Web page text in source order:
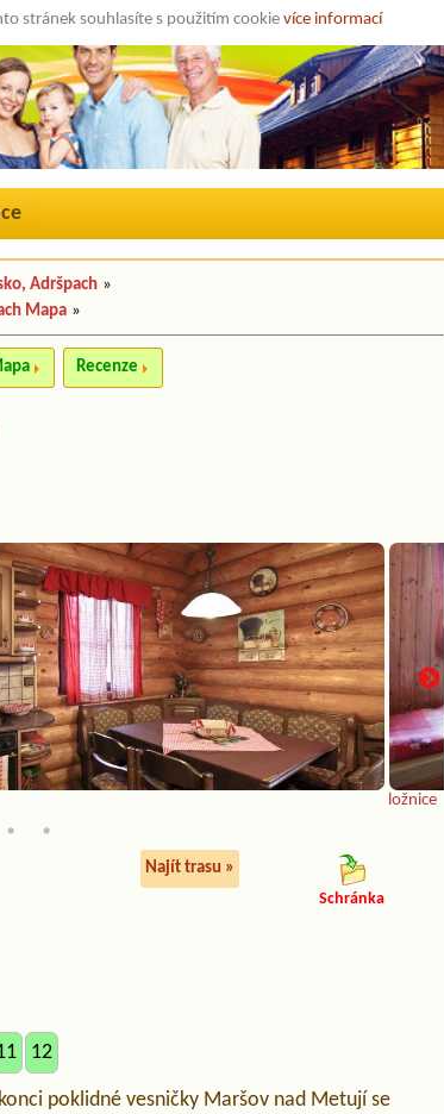
stránek souhlasíte s použitím cookie více informací
Adršpach »
Mapa »
Recenze
ložnice
Najít trasu »
Schránka
12
poklidné vesničky Maršov nad Metují se